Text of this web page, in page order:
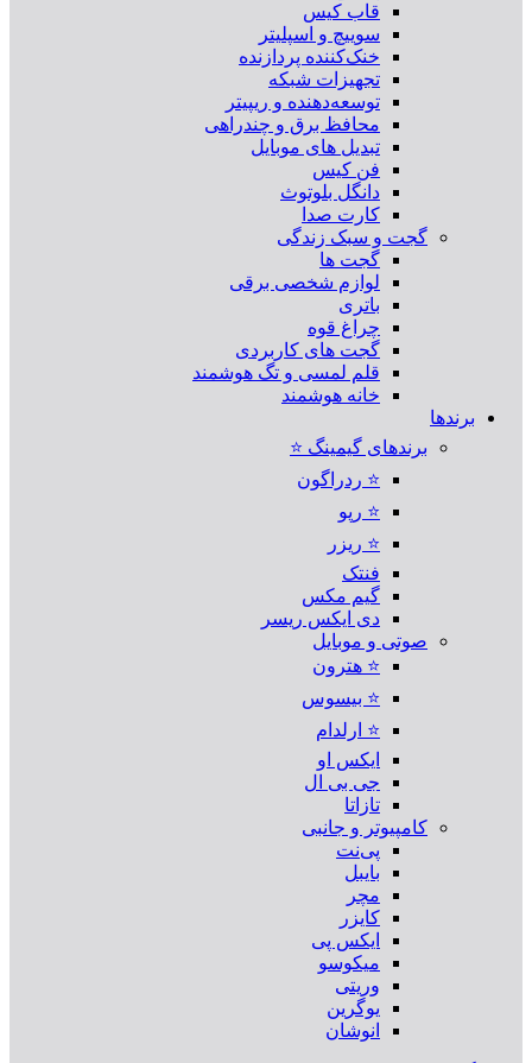
قاب کیس
سوییچ و اسپلیتر
خنک‌کننده پردازنده
تجهیزات شبکه
توسعه‌دهنده و ریپیتر
محافظ برق و چندراهی
تبدیل های موبایل
فن کیس
دانگل بلوتوث
کارت صدا
گجت و سبک زندگی
گجت ها
لوازم شخصی برقی
باتری
چراغ قوه
گجت های کاربردی
قلم لمسی و تگ هوشمند
خانه هوشمند
برندها
برندهای گیمینگ ⭐
⭐ ردراگون
⭐ رپو
⭐ ریزر
فنتک
گیم مکس
دی ایکس ریسر
صوتی و موبایل
⭐ هترون
⭐ بیسوس
⭐ ارلدام
ایکس او
جی بی ال
تازاتا
کامپیوتر و جانبی
پی‌نت
بایبل
مچر
کایزر
ایکس پی
میکوسو
وریتی
یوگرین
انوشان